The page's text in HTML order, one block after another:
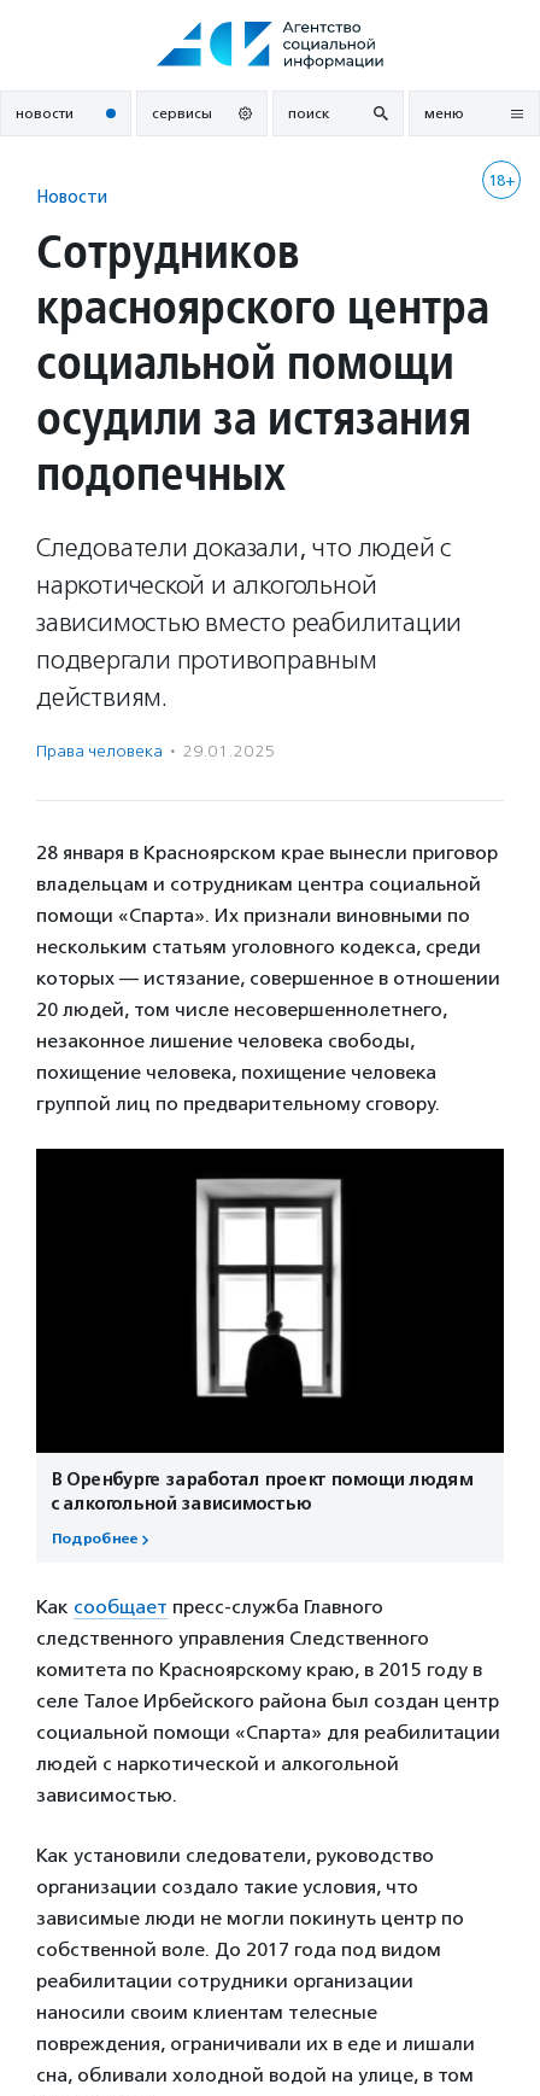
новости сервисы поиск меню
18+
Новости
Сотрудников
красноярского центра
социальной помощи
осудили за истязания
подопечных
Следователи доказали, что людей с
наркотической и алкогольной
зависимостью вместо реабилитации
подвергали противоправным
действиям.
Права человека · 29.01.2025
28 января в Красноярском крае вынесли приговор
владельцам и сотрудникам центра социальной
помощи «Спарта». Их признали виновными по
нескольким статьям уголовного кодекса, среди
которых — истязание, совершенное в отношении
20 людей, том числе несовершеннолетнего,
незаконное лишение человека свободы,
похищение человека, похищение человека
группой лиц по предварительному сговору.
В Оренбурге заработал проект помощи людям
с алкогольной зависимостью
Подробнее
Как сообщает пресс-служба Главного
следственного управления Следственного
комитета по Красноярскому краю, в 2015 году в
селе Талое Ирбейского района был создан центр
социальной помощи «Спарта» для реабилитации
людей с наркотической и алкогольной
зависимостью.
Как установили следователи, руководство
организации создало такие условия, что
зависимые люди не могли покинуть центр по
собственной воле. До 2017 года под видом
реабилитации сотрудники организации
наносили своим клиентам телесные
повреждения, ограничивали их в еде и лишали
сна, обливали холодной водой на улице, в том